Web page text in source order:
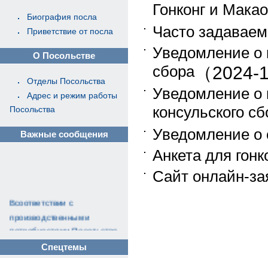
Биография посла
Приветствие от посла
О Посольстве
Отделы Посольства
Адрес и режим работы
Посольства
Важные сообщения
потребностями Посольство
Китайской Народной
Республики в
Спецтемы
Гонконг и Макао
Часто
Уведомление о
сбора（2024-
Уведомление о
консульского
Уведомление о
Анкета для
Сайт онлайн-